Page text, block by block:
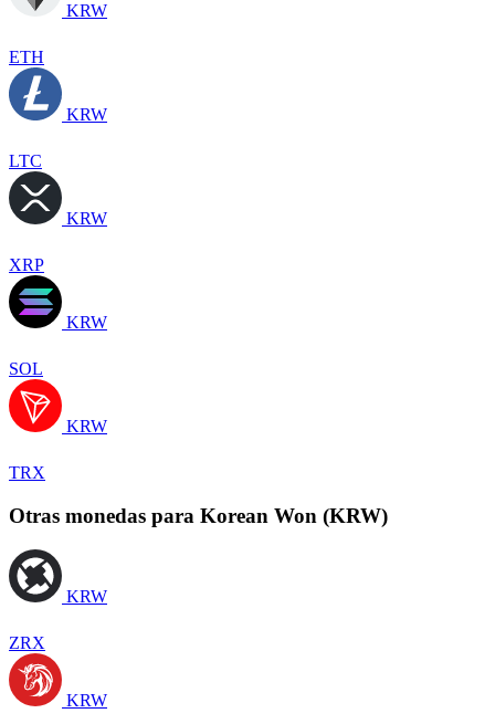
KRW
ETH
KRW
LTC
KRW
XRP
KRW
SOL
KRW
TRX
Otras monedas para Korean Won (KRW)
KRW
ZRX
KRW